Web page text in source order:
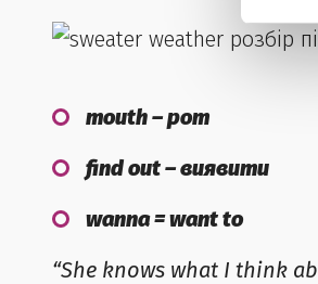
mouth – рот
find out – виявити
wanna = want to
“She knows what I think